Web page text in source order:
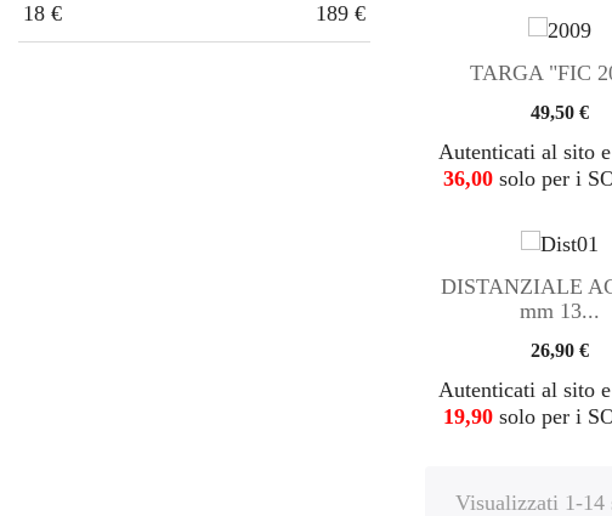
18 € 189 €
TARGA "FIC
49,50 €
Autenticati al sito
36,00solo per i
DISTANZIALE
mm 13...
26,90 €
Autenticati al sito
19,90solo per i
Visualizzati 1-14